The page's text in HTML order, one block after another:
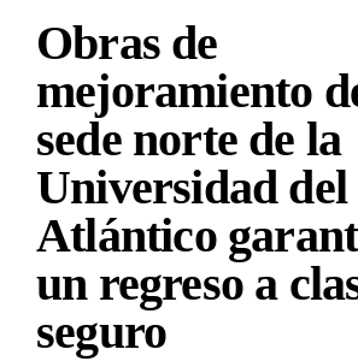
Obras de
mejoramiento
sede norte de la
Universidad del
Atlántico
un regreso a
seguro